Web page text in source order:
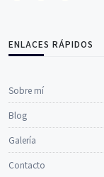
ENLACES RÁPIDOS
Sobre mí
Blog
Galería
Contacto